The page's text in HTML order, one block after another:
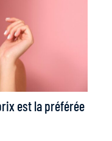
est la préférée